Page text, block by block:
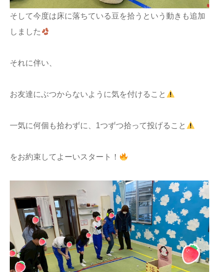
そして今度は床に落ちている豆を拾うという動きも追加
しました
それに伴い、
お友達にぶつからないように気を付けること
一気に何個も拾わずに、1つずつ拾って投げること
をお約束してよーいスタート！